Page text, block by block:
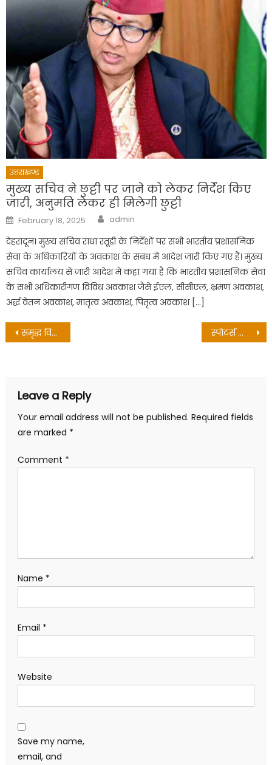
उत्तराखण्ड
मुख्य सचिव ने छुट्टी पर जाने को लेकर निर्देश किए
जारी, अनुमति लेकर ही मिलेगी छुट्टी
Posted
on
February 18, 2025 Author
admin
देहरादून। मुख्य सचिव राधा रतूड़ी के निर्देशों पर सभी भारतीय प्रशासनिक
सेवा के अधिकारियों के अवकाश के संबध में आदेश जारी किए गए हैं। मुख्य
सचिव कार्यालय से जारी आदेश में कहा गया है कि भारतीय प्रशासनिक सेवा
के सभी अधिकारीगण विविध अवकाश जैसे ईएल, सीसीएल, भ्रमण अवकाश,
अर्द्ध वेतन अवकाश, मातृत्व अवकाश, पितृत्व अवकाश […]
Post
समृद्ध विरासत है जनजाति संस्कृति: राज्यपाल स्पोट‌र्स कॉलेज के दीपक का भारतीय जूनियर हॉकी प्रशिक्षण शिविर में चयन
Leave a Reply
Your email address will not be published. Required fields
are marked *
Comment *
Name *
Email *
Website
Save my name,
email, and